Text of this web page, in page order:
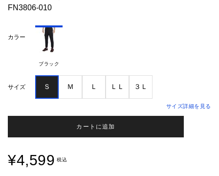
FN3806-010
カラー
ブラック
サイズ Ｓ Ｍ Ｌ ＬＬ ３Ｌ
サイズ詳細を見る
カートに追加
¥4,599 税込